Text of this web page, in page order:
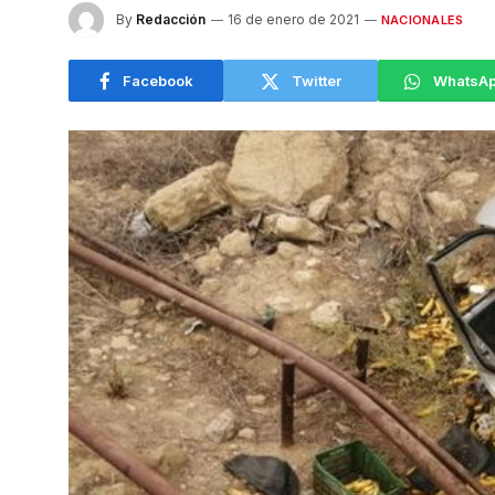
By Redacción 16 de enero de 2021 NACIONALES
Facebook Twitter